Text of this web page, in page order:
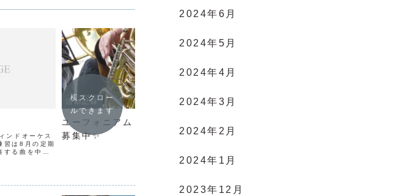
ンドオーケス
習は8月の定期
する曲を中心
活動記録
ユーフォニアム・チューバ団員
募集中✨
活動記録
横スクロー
ルできます
2024年6月
2024年5月
2024年4月
2024年3月
2024年2月
2024年1月
2023年12月